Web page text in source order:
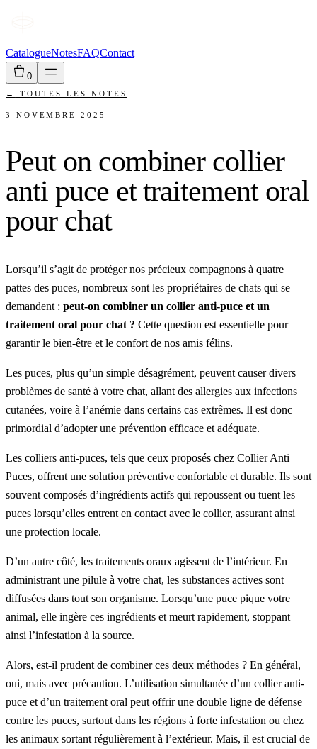
CatalogueNotesFAQContact
0
← TOUTES LES NOTES
3 NOVEMBRE 2025
Peut on combiner collier
anti puce et traitement oral
pour chat
Lorsqu’il s’agit de protéger nos précieux compagnons à quatre
pattes des puces, nombreux sont les propriétaires de chats qui se
demandent : peut-on combiner un collier anti-puce et un
traitement oral pour chat ? Cette question est essentielle pour
garantir le bien-être et le confort de nos amis félins.
Les puces, plus qu’un simple désagrément, peuvent causer divers
problèmes de santé à votre chat, allant des allergies aux infections
cutanées, voire à l’anémie dans certains cas extrêmes. Il est donc
primordial d’adopter une prévention efficace et adéquate.
Les colliers anti-puces, tels que ceux proposés chez Collier Anti
Puces, offrent une solution préventive confortable et durable. Ils sont
souvent composés d’ingrédients actifs qui repoussent ou tuent les
puces lorsqu’elles entrent en contact avec le collier, assurant ainsi
une protection locale.
D’un autre côté, les traitements oraux agissent de l’intérieur. En
administrant une pilule à votre chat, les substances actives sont
diffusées dans tout son organisme. Lorsqu’une puce pique votre
animal, elle ingère ces ingrédients et meurt rapidement, stoppant
ainsi l’infestation à la source.
Alors, est-il prudent de combiner ces deux méthodes ? En général,
oui, mais avec précaution. L’utilisation simultanée d’un collier anti-
puce et d’un traitement oral peut offrir une double ligne de défense
contre les puces, surtout dans les régions à forte infestation ou chez
les animaux sortant régulièrement à l’extérieur. Mais, il est crucial de